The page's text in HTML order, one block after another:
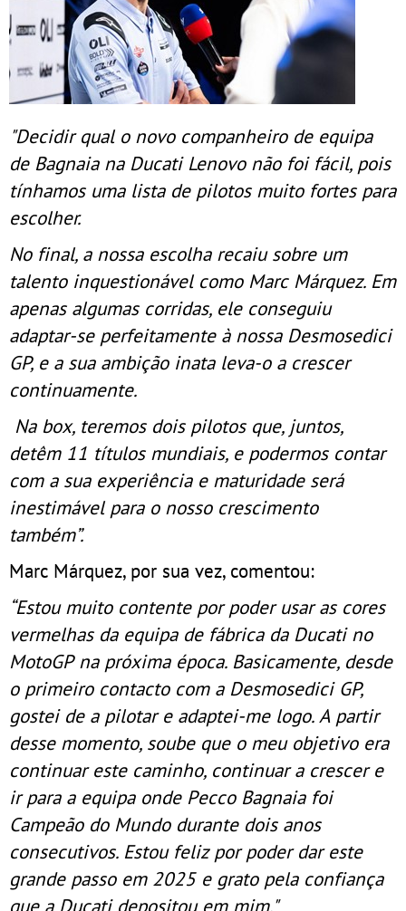
"Decidir qual o novo companheiro de equipa
de Bagnaia na Ducati Lenovo não foi fácil, pois
tínhamos uma lista de pilotos muito fortes para
escolher.
No final, a nossa escolha recaiu sobre um
talento inquestionável como Marc Márquez. Em
apenas algumas corridas, ele conseguiu
adaptar-se perfeitamente à nossa Desmosedici
GP, e a sua ambição inata leva-o a crescer
continuamente.
Na box, teremos dois pilotos que, juntos,
detêm 11 títulos mundiais, e podermos contar
com a sua experiência e maturidade será
inestimável para o nosso crescimento
também”.
Marc Márquez, por sua vez, comentou:
“Estou muito contente por poder usar as cores
vermelhas da equipa de fábrica da Ducati no
MotoGP na próxima época. Basicamente, desde
o primeiro contacto com a Desmosedici GP,
gostei de a pilotar e adaptei-me logo. A partir
desse momento, soube que o meu objetivo era
continuar este caminho, continuar a crescer e
ir para a equipa onde Pecco Bagnaia foi
Campeão do Mundo durante dois anos
consecutivos. Estou feliz por poder dar este
grande passo em 2025 e grato pela confiança
que a Ducati depositou em mim."